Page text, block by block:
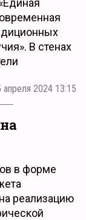
В стенах
апреля 2024 13:15
в форме
реализацию